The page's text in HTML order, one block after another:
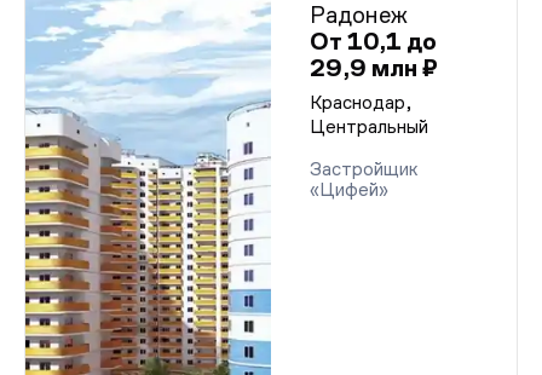
Радонеж
От 10,1 до
29,9 млн ₽
Краснодар,
Центральный
Застройщик
«Цифей»